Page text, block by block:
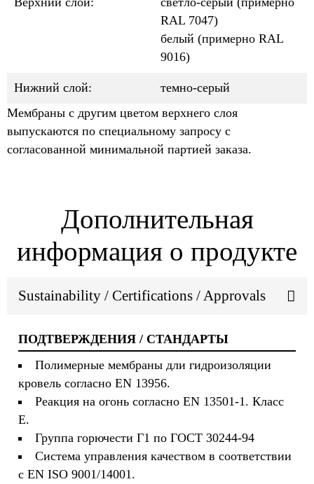
RAL 7047)
белый (примерно RAL
9016)
Нижний слой:
темно-серый
Мембраны с другим цветом верхнего слоя
выпускаются по специальному запросу с
согласованной минимальной партией заказа.
Дополнительная
информация о продукте
Sustainability / Certifications / Approvals
ПОДТВЕРЖДЕНИЯ / СТАНДАРТЫ
Полимерные мембраны дли гидроизоляции
кровель согласно EN 13956.
Реакция на огонь согласно EN 13501-1. Класс
E.
Группа горючести Г1 по ГОСТ 30244-94
Система управления качеством в соответствии
с EN ISO 9001/14001.